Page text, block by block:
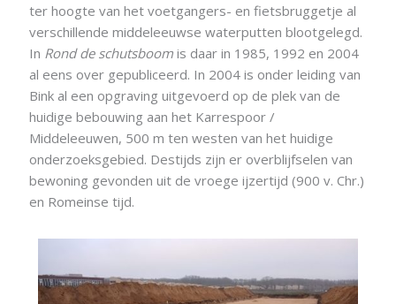
ter hoogte van het voetgangers- en fietsbruggetje al
verschillende middeleeuwse waterputten blootgelegd.
In Rond de schutsboom is daar in 1985, 1992 en 2004
al eens over gepubliceerd. In 2004 is onder leiding van
Bink al een opgraving uitgevoerd op de plek van de
huidige bebouwing aan het Karrespoor /
Middeleeuwen, 500 m ten westen van het huidige
onderzoeksgebied. Destijds zijn er overblijfselen van
bewoning gevonden uit de vroege ijzertijd (900 v. Chr.)
en Romeinse tijd.